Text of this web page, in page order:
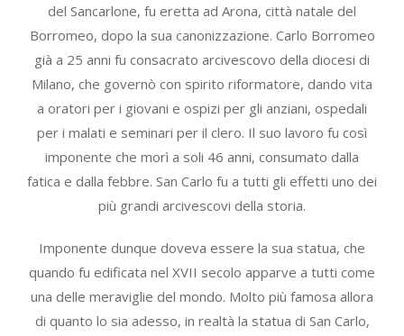
del Sancarlone, fu eretta ad Arona, città natale del
Borromeo, dopo la sua canonizzazione. Carlo Borromeo
già a 25 anni fu consacrato arcivescovo della diocesi di
Milano, che governò con spirito riformatore, dando vita
a oratori per i giovani e ospizi per gli anziani, ospedali
per i malati e seminari per il clero. Il suo lavoro fu così
imponente che morì a soli 46 anni, consumato dalla
fatica e dalla febbre. San Carlo fu a tutti gli effetti uno dei
più grandi arcivescovi della storia.
Imponente dunque doveva essere la sua statua, che
quando fu edificata nel XVII secolo apparve a tutti come
una delle meraviglie del mondo. Molto più famosa allora
di quanto lo sia adesso, in realtà la statua di San Carlo,